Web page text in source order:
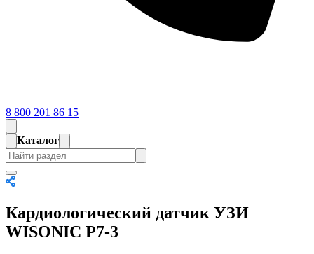
8 800 201 86 15
Каталог
Кардиологический датчик УЗИ
WISONIC P7-3